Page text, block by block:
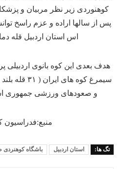
کوهنوردی زیر نظر مربیان و
پس از سالها اراده و عزم راسخ
اس استان اردبیل قله
هدف بعدی این کوه بانوی اردبیلی
سیمرغ کوه
و صعودهای ورزشی جمهوری
منبع:فدراسیون
تگ ها: استان اردبیل باشگاه